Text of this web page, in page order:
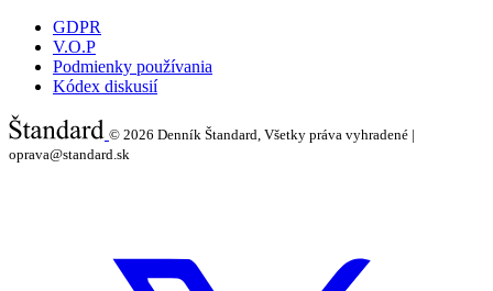
GDPR
V.O.P
Podmienky používania
Kódex diskusií
© 2026 Denník Štandard, Všetky práva vyhradené |
oprava@standard.sk